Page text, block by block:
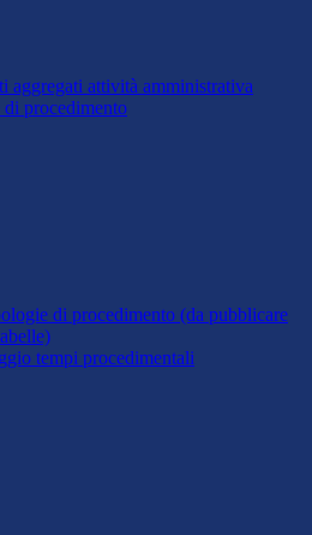
aggregati attività amministrativa
procedimento
di procedimento (da pubblicare
tempi procedimentali